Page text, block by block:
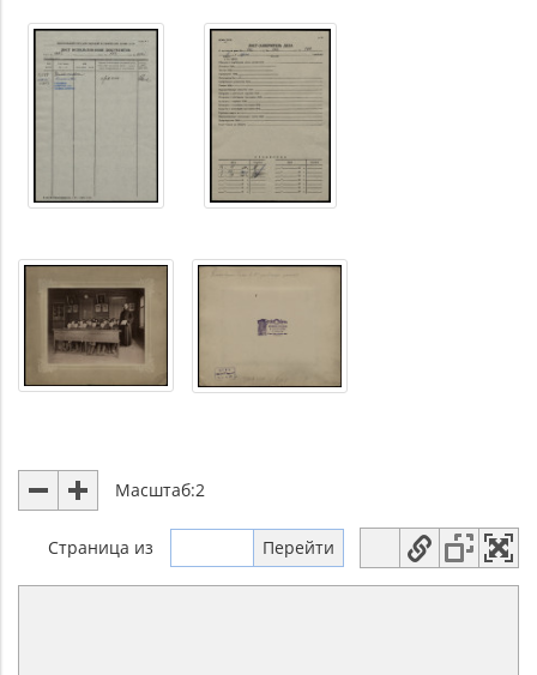
Масштаб:2
Страница из